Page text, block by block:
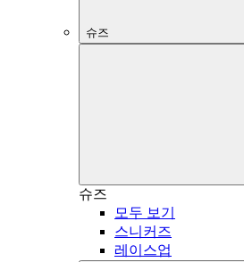
슈즈
슈즈
모두 보기
스니커즈
레이스업